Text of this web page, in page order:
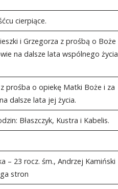
cierpiące.
i Grzegorza z prośbą o Boże
na dalsze lata wspólnego życia
prośba o opiekę Matki Boże i za
dalsze lata jej życia.
Błaszczyk, Kustra i Kabelis.
– 23 rocz. śm., Andrzej Kamiński
stron